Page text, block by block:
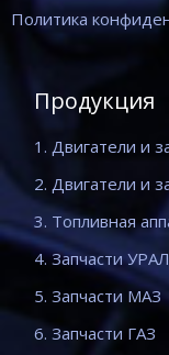
Политика
Продукция
1. Двигатели и
2. Двигатели и
3. Топливная
4. Запчасти
5. Запчасти МАЗ
6. Запчасти ГАЗ